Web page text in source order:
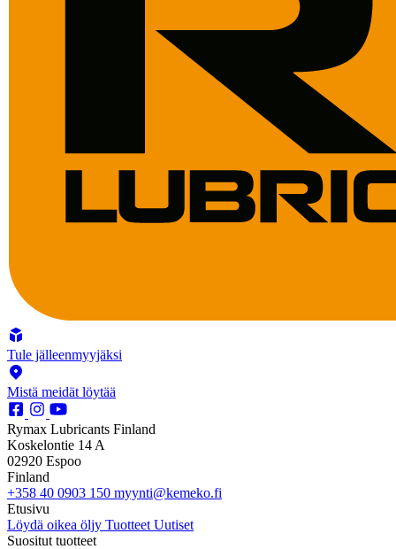
Tule jälleenmyyjäksi
Mistä meidät löytää
Rymax Lubricants Finland
Koskelontie 14 A
02920 Espoo
Finland
+358 40 0903 150 myynti@kemeko.fi
Etusivu
Löydä oikea öljy Tuotteet Uutiset
Suositut tuotteet